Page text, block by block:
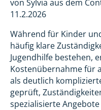
von Sylvia aus dem
11.2.2026
Während für Kinder
häufig klare
Jugendhilfe bestehen,
Kostenübernahme für
als deutlich
geprüft,
spezialisierte